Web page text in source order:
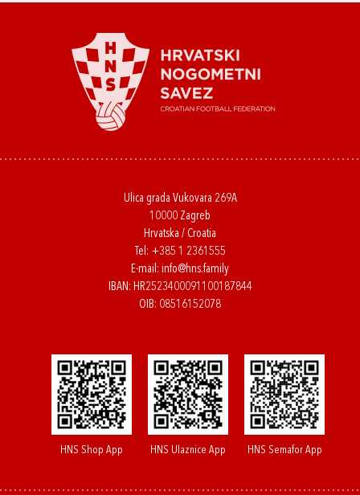
Ulica grada Vukovara 269A
10000 Zagreb
Hrvatska / Croatia
Tel: +385 1 2361555
E-mail: info@hns.family
IBAN: HR2523400091100187844
OIB: 08516152078
HNS Shop App HNS Ulaznice App HNS Semafor App